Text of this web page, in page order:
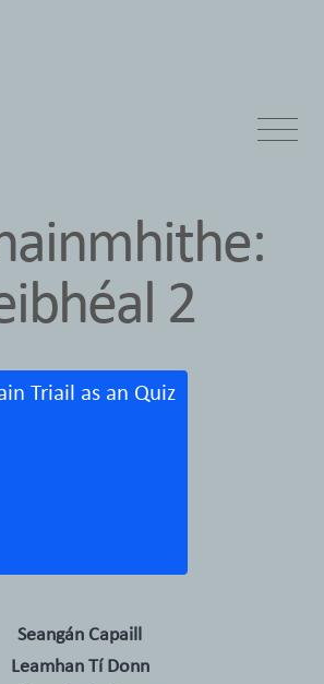
2
Triail as an Quiz
Seangán Capaill
Leamhan Tí Donn